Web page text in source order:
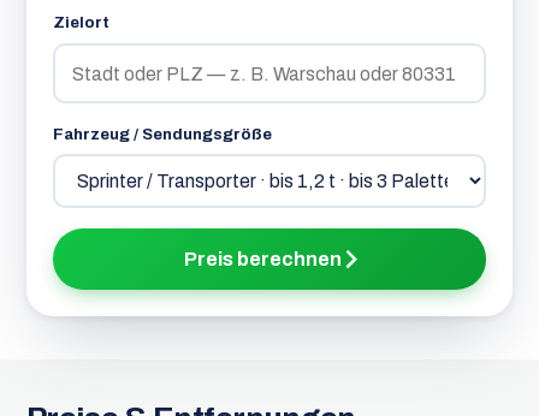
Zielort
Fahrzeug / Sendungsgröße
Preis berechnen